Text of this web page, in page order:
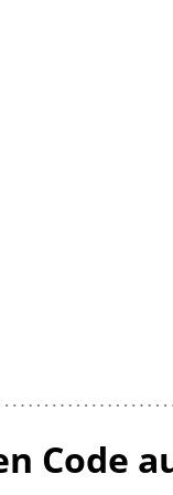
Code